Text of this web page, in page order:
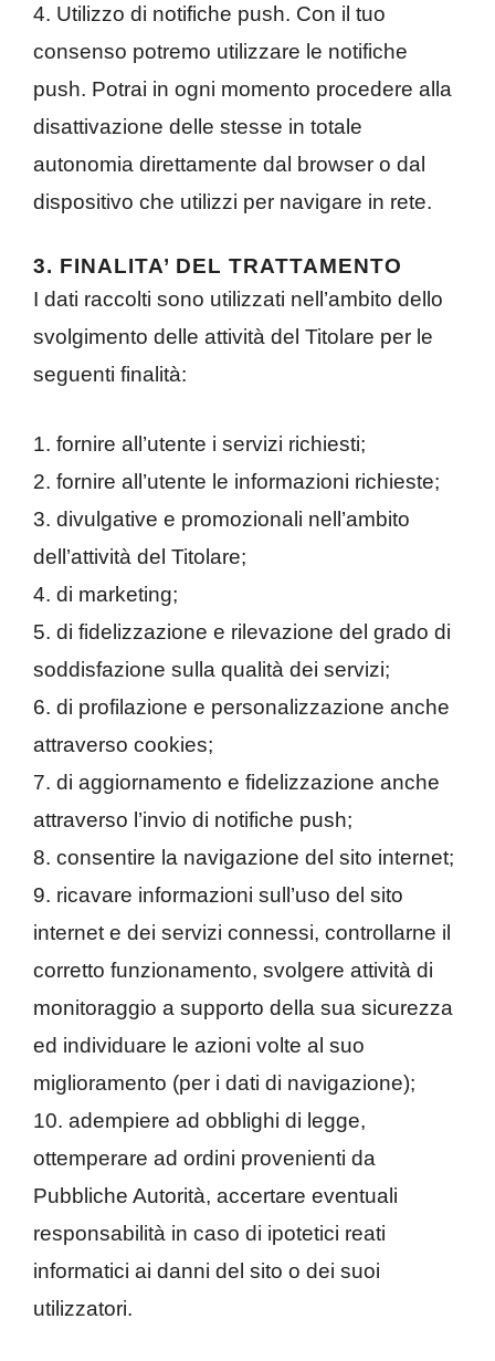
4. Utilizzo di notifiche push. Con il tuo
consenso potremo utilizzare le notifiche
push. Potrai in ogni momento procedere alla
disattivazione delle stesse in totale
autonomia direttamente dal browser o dal
dispositivo che utilizzi per navigare in rete.
3. FINALITA’ DEL TRATTAMENTO
I dati raccolti sono utilizzati nell’ambito dello
svolgimento delle attività del Titolare per le
seguenti finalità:
1. fornire all’utente i servizi richiesti;
2. fornire all’utente le informazioni richieste;
3. divulgative e promozionali nell’ambito
dell’attività del Titolare;
4. di marketing;
5. di fidelizzazione e rilevazione del grado di
soddisfazione sulla qualità dei servizi;
6. di profilazione e personalizzazione anche
attraverso cookies;
7. di aggiornamento e fidelizzazione anche
attraverso l’invio di notifiche push;
8. consentire la navigazione del sito internet;
9. ricavare informazioni sull’uso del sito
internet e dei servizi connessi, controllarne il
corretto funzionamento, svolgere attività di
monitoraggio a supporto della sua sicurezza
ed individuare le azioni volte al suo
miglioramento (per i dati di navigazione);
10. adempiere ad obblighi di legge,
ottemperare ad ordini provenienti da
Pubbliche Autorità, accertare eventuali
responsabilità in caso di ipotetici reati
informatici ai danni del sito o dei suoi
utilizzatori.